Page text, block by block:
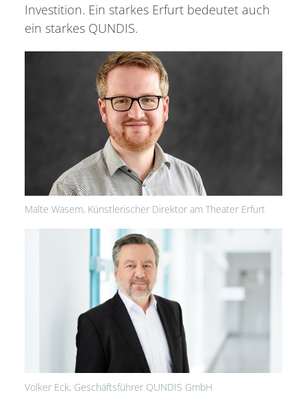
Investition. Ein starkes Erfurt bedeutet auch
ein starkes QUNDIS.
Malte Wasem, Künstlerischer Direktor am Theater Erfurt
Volker Eck, Geschäftsführer QUNDIS GmbH